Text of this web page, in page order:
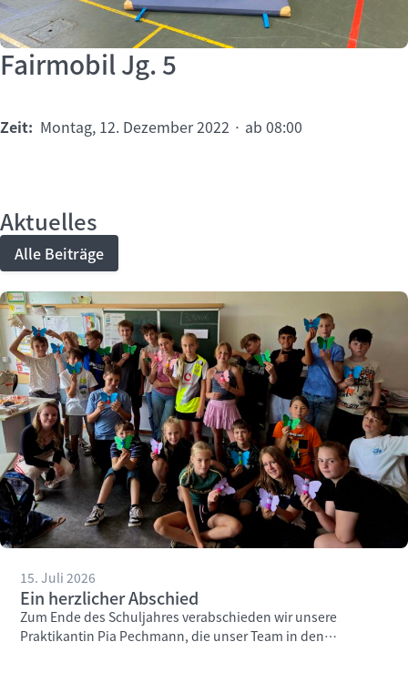
Fairmobil Jg. 5
Zeit: Montag, 12. Dezember 2022 · ab 08:00
Aktuelles
Alle Beiträge
15. Juli 2026
Ein herzlicher Abschied
Zum Ende des Schuljahres verabschieden wir unsere
Praktikantin Pia Pechmann, die unser Team in den